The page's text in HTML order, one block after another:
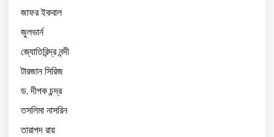
জাফর ইকবাল
জুলভার্ন
জ্যোতিরিন্দ্র নন্দী
টারজান সিরিজ
ড. দীপক চন্দ্র
তসলিমা নাসরিন
তারাপদ রায়